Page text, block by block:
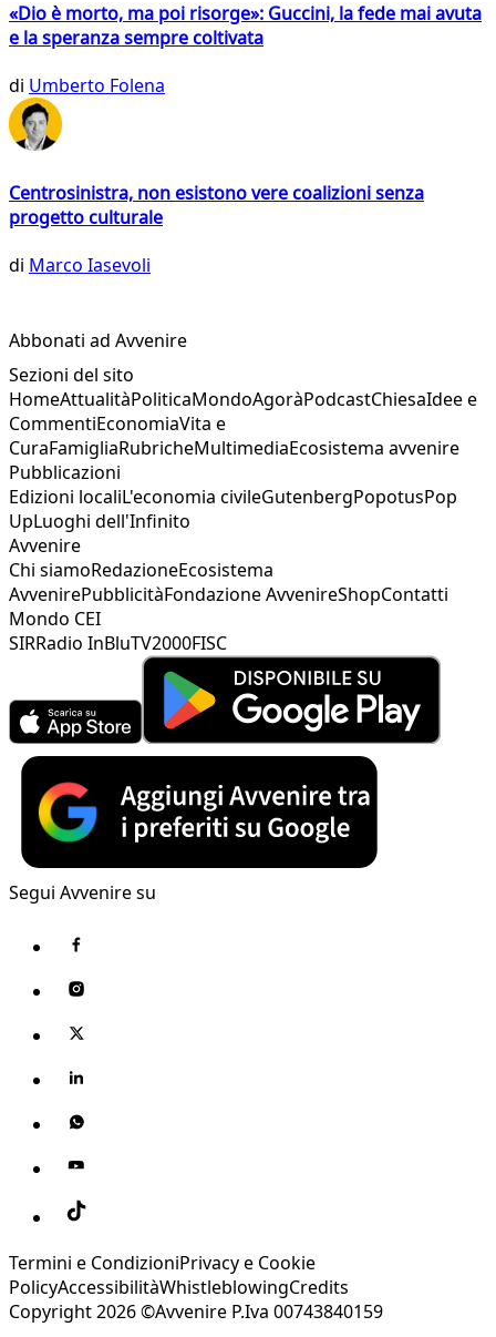
«Dio è morto, ma poi risorge»: Guccini, la fede mai avuta
e la speranza sempre coltivata
di Umberto Folena
Centrosinistra, non esistono vere coalizioni senza
progetto culturale
di Marco Iasevoli
Abbonati ad Avvenire
Sezioni del sito
HomeAttualitàPoliticaMondoAgoràPodcastChiesaIdee e
CommentiEconomiaVita e
CuraFamigliaRubricheMultimediaEcosistema avvenire
Pubblicazioni
Edizioni localiL'economia civileGutenbergPopotusPop
UpLuoghi dell'Infinito
Avvenire
Chi siamoRedazioneEcosistema
AvvenirePubblicitàFondazione AvvenireShopContatti
Mondo CEI
SIRRadio InBluTV2000FISC
Segui Avvenire su
Termini e CondizioniPrivacy e Cookie
PolicyAccessibilitàWhistleblowingCredits
Copyright 2026 ©Avvenire P.Iva 00743840159